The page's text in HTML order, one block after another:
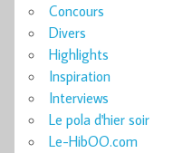
Concours
Divers
Highlights
Inspiration
Interviews
Le pola d'hier soir
Le-HibOO.com